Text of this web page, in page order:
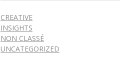
CREATIVE
INSIGHTS
NON CLASSÉ
UNCATEGORIZED